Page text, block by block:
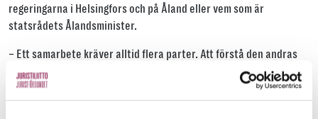
regeringarna i Helsingfors och på Åland eller vem som är
statsrådets Ålandsminister.
– Ett samarbete kräver alltid flera parter. Att förstå den andras
utgångspunkter, att lyssna och ge tid är grunden för att skapa
förtroende och för ett fungerande samarbete, säger Blomqvist.